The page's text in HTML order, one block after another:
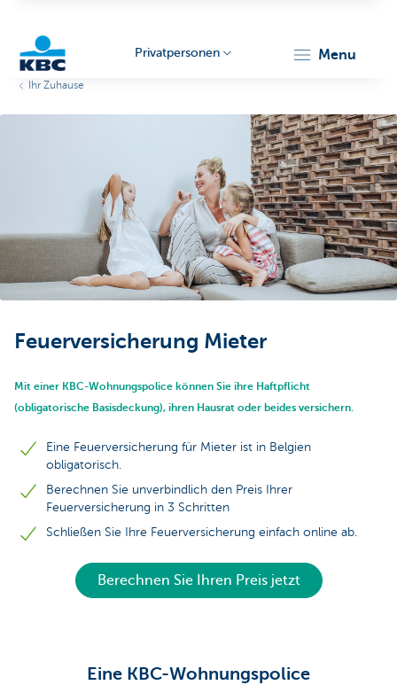
Particulieren
Privatpersonen menu
Ihr Zuhause
Feuerversicherung Mieter
Mit einer KBC-Wohnungspolice können Sie ihre Haftpflicht
(obligatorische Basisdeckung), ihren Hausrat oder beides versichern.
Eine Feuerversicherung für Mieter ist in Belgien
obligatorisch.
Berechnen Sie unverbindlich den Preis Ihrer
Feuerversicherung in 3 Schritten
Schließen Sie Ihre Feuerversicherung einfach online ab.
Berechnen Sie Ihren Preis jetzt
Eine KBC-Wohnungspolice